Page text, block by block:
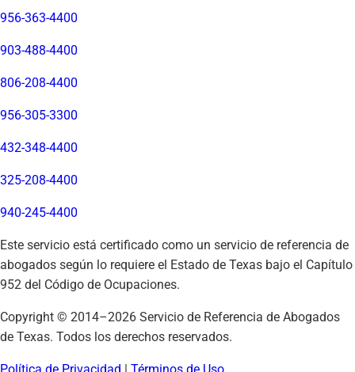
956-363-4400
903-488-4400
806-208-4400
956-305-3300
432-348-4400
325-208-4400
940-245-4400
Este servicio está certificado como un servicio de referencia de
abogados según lo requiere el Estado de Texas bajo el Capítulo
952 del Código de Ocupaciones.
Copyright © 2014–2026 Servicio de Referencia de Abogados
de Texas. Todos los derechos reservados.